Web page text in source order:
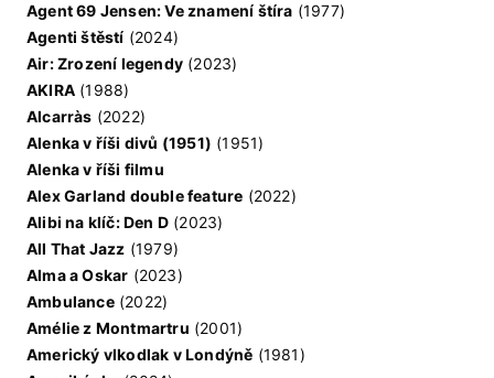
Agent 69 Jensen: Ve znamení štíra (1977)
Agenti štěstí (2024)
Air: Zrození legendy (2023)
AKIRA (1988)
Alcarràs (2022)
Alenka v říši divů (1951) (1951)
Alenka v říši filmu
Alex Garland double feature (2022)
Alibi na klíč: Den D (2023)
All That Jazz (1979)
Alma a Oskar (2023)
Ambulance(2022)
Amélie z Montmartru (2001)
Americký vlkodlak v Londýně (1981)